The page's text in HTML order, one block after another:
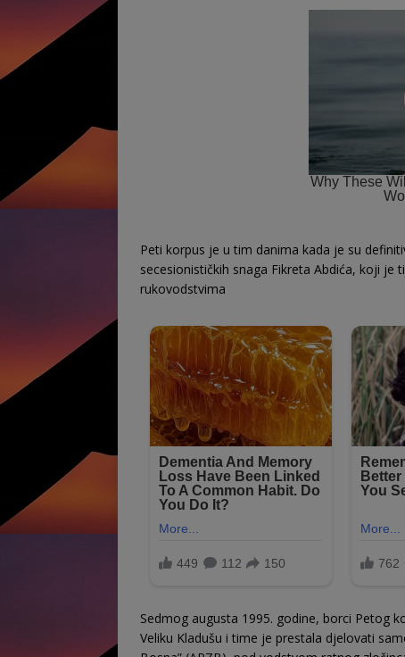
Peti korpus je u tim danima kada je su
secesionističkih snaga Fikreta Abdića, koji
rukovodstvima
Sedmog augusta 1995. godine, borci Petog
Veliku Kladušu i time je prestala djelovati